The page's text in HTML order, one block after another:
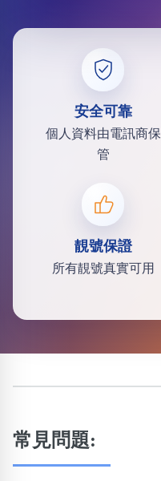
安全可靠
個人資料由電訊商保
管
靚號保證
所有靚號真實可用
常見問題: